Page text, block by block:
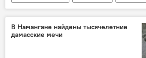
НАТО
В Намангане найдены тысячелетние
дамасские мечи